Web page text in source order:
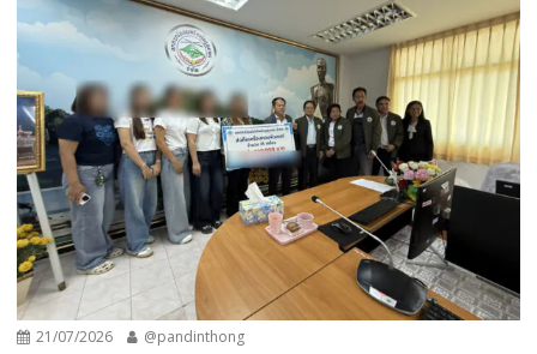
21/07/2026 @pandinthong